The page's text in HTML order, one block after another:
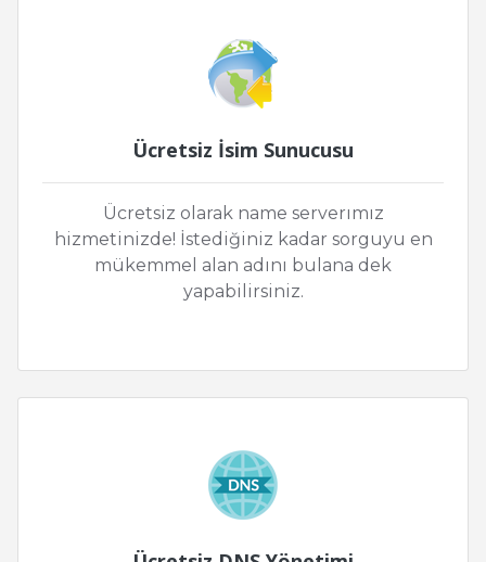
Ücretsiz İsim Sunucusu
Ücretsiz olarak name serverımız
hizmetinizde! İstediğiniz kadar sorguyu en
mükemmel alan adını bulana dek
yapabilirsiniz.